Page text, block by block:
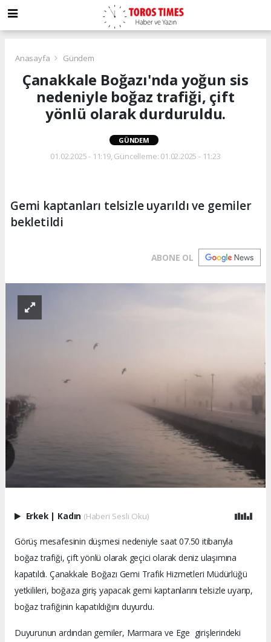
Anasayfa Gündem
Çanakkale Boğazı'nda yoğun sis
nedeniyle boğaz trafiği, çift
yönlü olarak durduruldu.
GÜNDEM
01.02.2025 - 11:19, Güncelleme: 01.02.2025 - 11:23
Gemi kaptanları telsizle uyarıldı ve gemiler
bekletildi
ABONE OL
Erkek | Kadın (Haberi Sesli Oku)
Görüş mesafesinin düşmesi nedeniyle saat 07.50 itibarıyla
boğaz trafiği, çift yönlü olarak geçici olarak deniz ulaşımına
kapatıldı. Çanakkale Boğazı Gemi Trafik Hizmetleri Müdürlüğü
yetkilileri, boğaza giriş yapacak gemi kaptanlarını telsizle uyarıp,
boğaz trafiğinin kapatıldığını duyurdu.
Duyurunun ardından gemiler, Marmarave Ege girişlerindeki